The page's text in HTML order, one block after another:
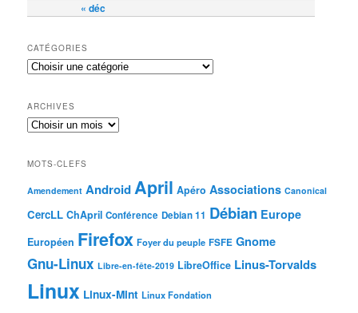
« déc
CATÉGORIES
ARCHIVES
MOTS-CLEFS
Amendement AndroidApril Apéro Associations Canonical
CercLL ChApril Conférence Debian 11 Débian Europe
Européen Firefox Foyer du peuple FSFE Gnome
Gnu-Linux Libre-en-fête-2019 LibreOffice Linus-Torvalds
Linux Linux-Mint Linux Fondation